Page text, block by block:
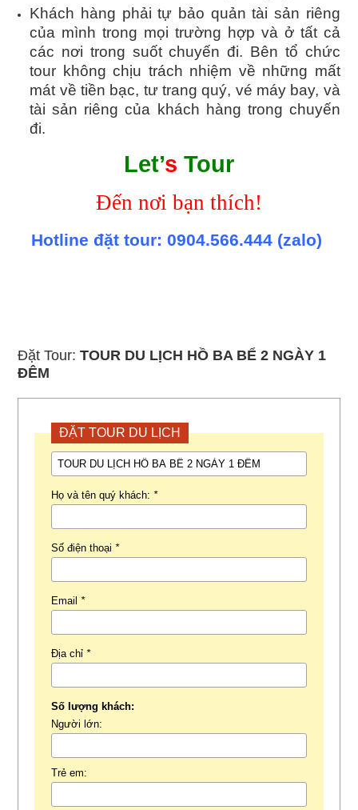
Khách hàng phải tự bảo quản tài sản riêng
của mình trong mọi trường hợp và ở tất cả
các nơi trong suốt chuyến đi. Bên tổ chức
tour không chịu trách nhiệm về những mất
mát về tiền bạc, tư trang quý, vé máy bay, và
tài sản riêng của khách hàng trong chuyến
đi.
Let’s Tour
Đến nơi bạn thích!
Hotline đặt tour: 0904.566.444 (zalo)
Đặt Tour:TOUR DU LỊCH HỒ BA BỂ 2 NGÀY 1
ĐÊM
ĐẶT TOUR DU LỊCH
Họ và tên quý khách: *
Số điện thoại *
Email *
Địa chỉ *
Số lượng khách:
Người lớn:
Trẻ em: